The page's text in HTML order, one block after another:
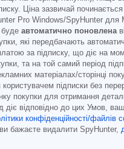
Ціна зазвичай починається
Pro Windows/SpyHunter для
буде автоматично поновлена
які передбачають
за підписку, що діє на
та на той самий період
матеріалах/сторінці
користувачем підписки без
покупки для отримання
діє відповідно до цих Умов,
конфіденційності/файлів
бажаєте видалити SpyHunter,